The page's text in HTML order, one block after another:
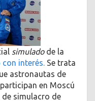
simuladode la
interés. Se trata
astronautas de
en Moscú
simulacro de